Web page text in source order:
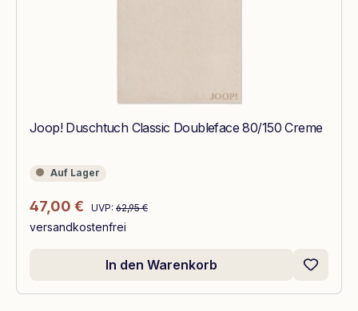
Joop! Duschtuch Classic Doubleface 80/150 Creme
Auf Lager
Auf Lager
Verkaufspreis:
47,00 € Regulärer Preis:
UVP: 62,95 €
versandkostenfrei
In den Warenkorb